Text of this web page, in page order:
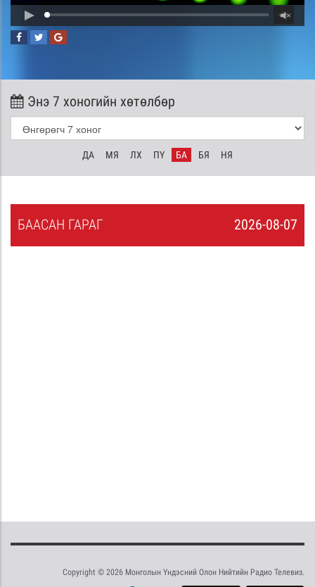
Энэ 7 хоногийн хөтөлбөр
ДА МЯ ЛХ ПҮ БА БЯ НЯ
2026-08-07
БААСАН ГАРАГ
Copyright © 2026 Монголын Үндэсний Олон Нийтийн Радио Телевиз.